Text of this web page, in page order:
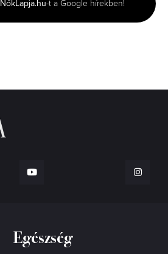
NőkLapja.hu-t a Google hírekben!
Egészség